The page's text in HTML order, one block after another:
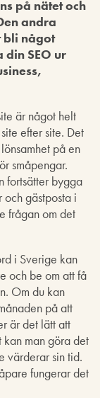
på nätet och
andra
bli något
din SEO ur
är något helt
efter site. Det
på en
småpengar.
fortsätter bygga
gästposta i
frågan om det
i Sverige kan
och be om att få
Om du kan
på att
är det lätt att
kan man göra det
värderar sin tid.
fungerar det